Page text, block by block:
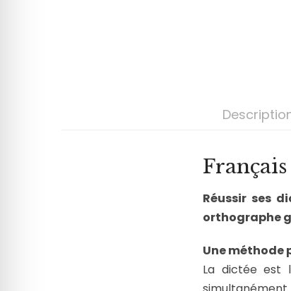
Réussir ses
orthographe
Une méthode
La dictée est